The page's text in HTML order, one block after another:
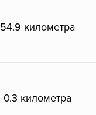
54.9 километра
0.3 километра